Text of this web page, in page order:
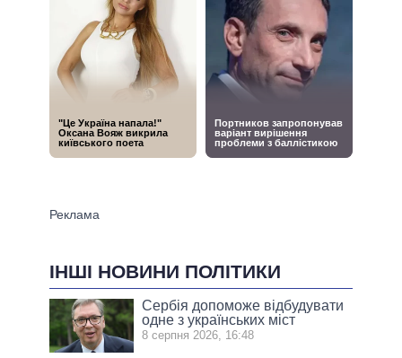
ІНШІ НОВИНИ ПОЛІТИКИ
Сербія допоможе відбудувати
одне з українських міст
8 серпня 2026, 16:48